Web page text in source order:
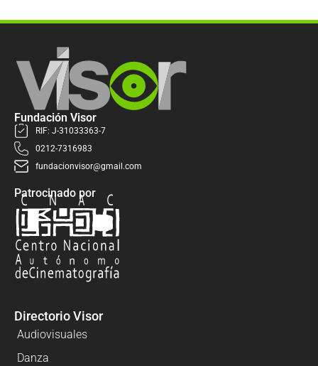
Fundación Visor
RIF: J-31033363-7
0212-7316983
fundacionvisor@gmail.com
Patrocinado por
Directorio Visor
Audiovisuales
Danza